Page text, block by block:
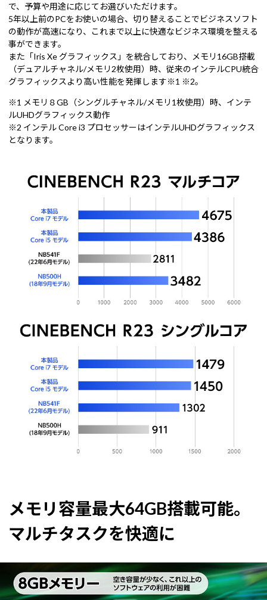
で、予算や用途に応じてお選びいただけます。
5年以上前のPCをお使いの場合、切り替えることでビジネスソフト
の動作が高速になり、これまで以上に快適なビジネス環境を整える
事ができます。
また「Iris Xe グラフィックス」を統合しており、メモリ16GB搭載
（デュアルチャネル/メモリ2枚使用）時、従来のインテルCPU統合
グラフィックスより高い性能を発揮します※1 ※2。
※1 メモリ８GB（シングルチャネル/メモリ1枚使用）時、インテ
ルUHDグラフィックス動作
※2 インテル Core i3 プロセッサーはインテルUHDグラフィックス
となります。
メモリ容量最大64GB搭載可能。
マルチタスクを快適に